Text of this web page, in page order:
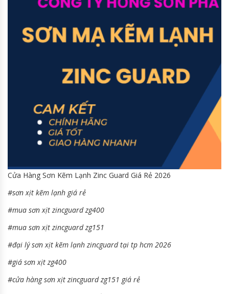
Cửa Hàng Sơn Kẽm Lạnh Zinc Guard Giá Rẻ 2026
#sơn xịt kẽm lạnh giá rẻ
#mua sơn xịt zincguard zg400
#mua sơn xịt zincguard zg151
#đại lý sơn xịt kẽm lạnh zincguard tại tp hcm 2026
#giá sơn xịt zg400
#cửa hàng sơn xịt zincguard zg151 giá rẻ